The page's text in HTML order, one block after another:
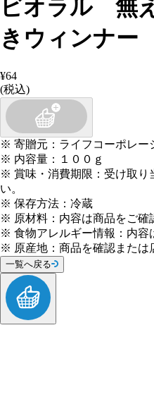
ビオラル 無
きウィンナー
¥64
(税込)
※ 寄贈元 ： ライフコーポレー
※ 内容量 ：
１００ｇ
※ 賞味・消費期限 ： 受け取り
い。
※ 保存方法 ： 冷蔵
※ 原材料 ： 内容は商品をご確
※ 食物アレルギー情報 ： 内容
※ 原産地 ： 商品を確認または
一覧へ戻る